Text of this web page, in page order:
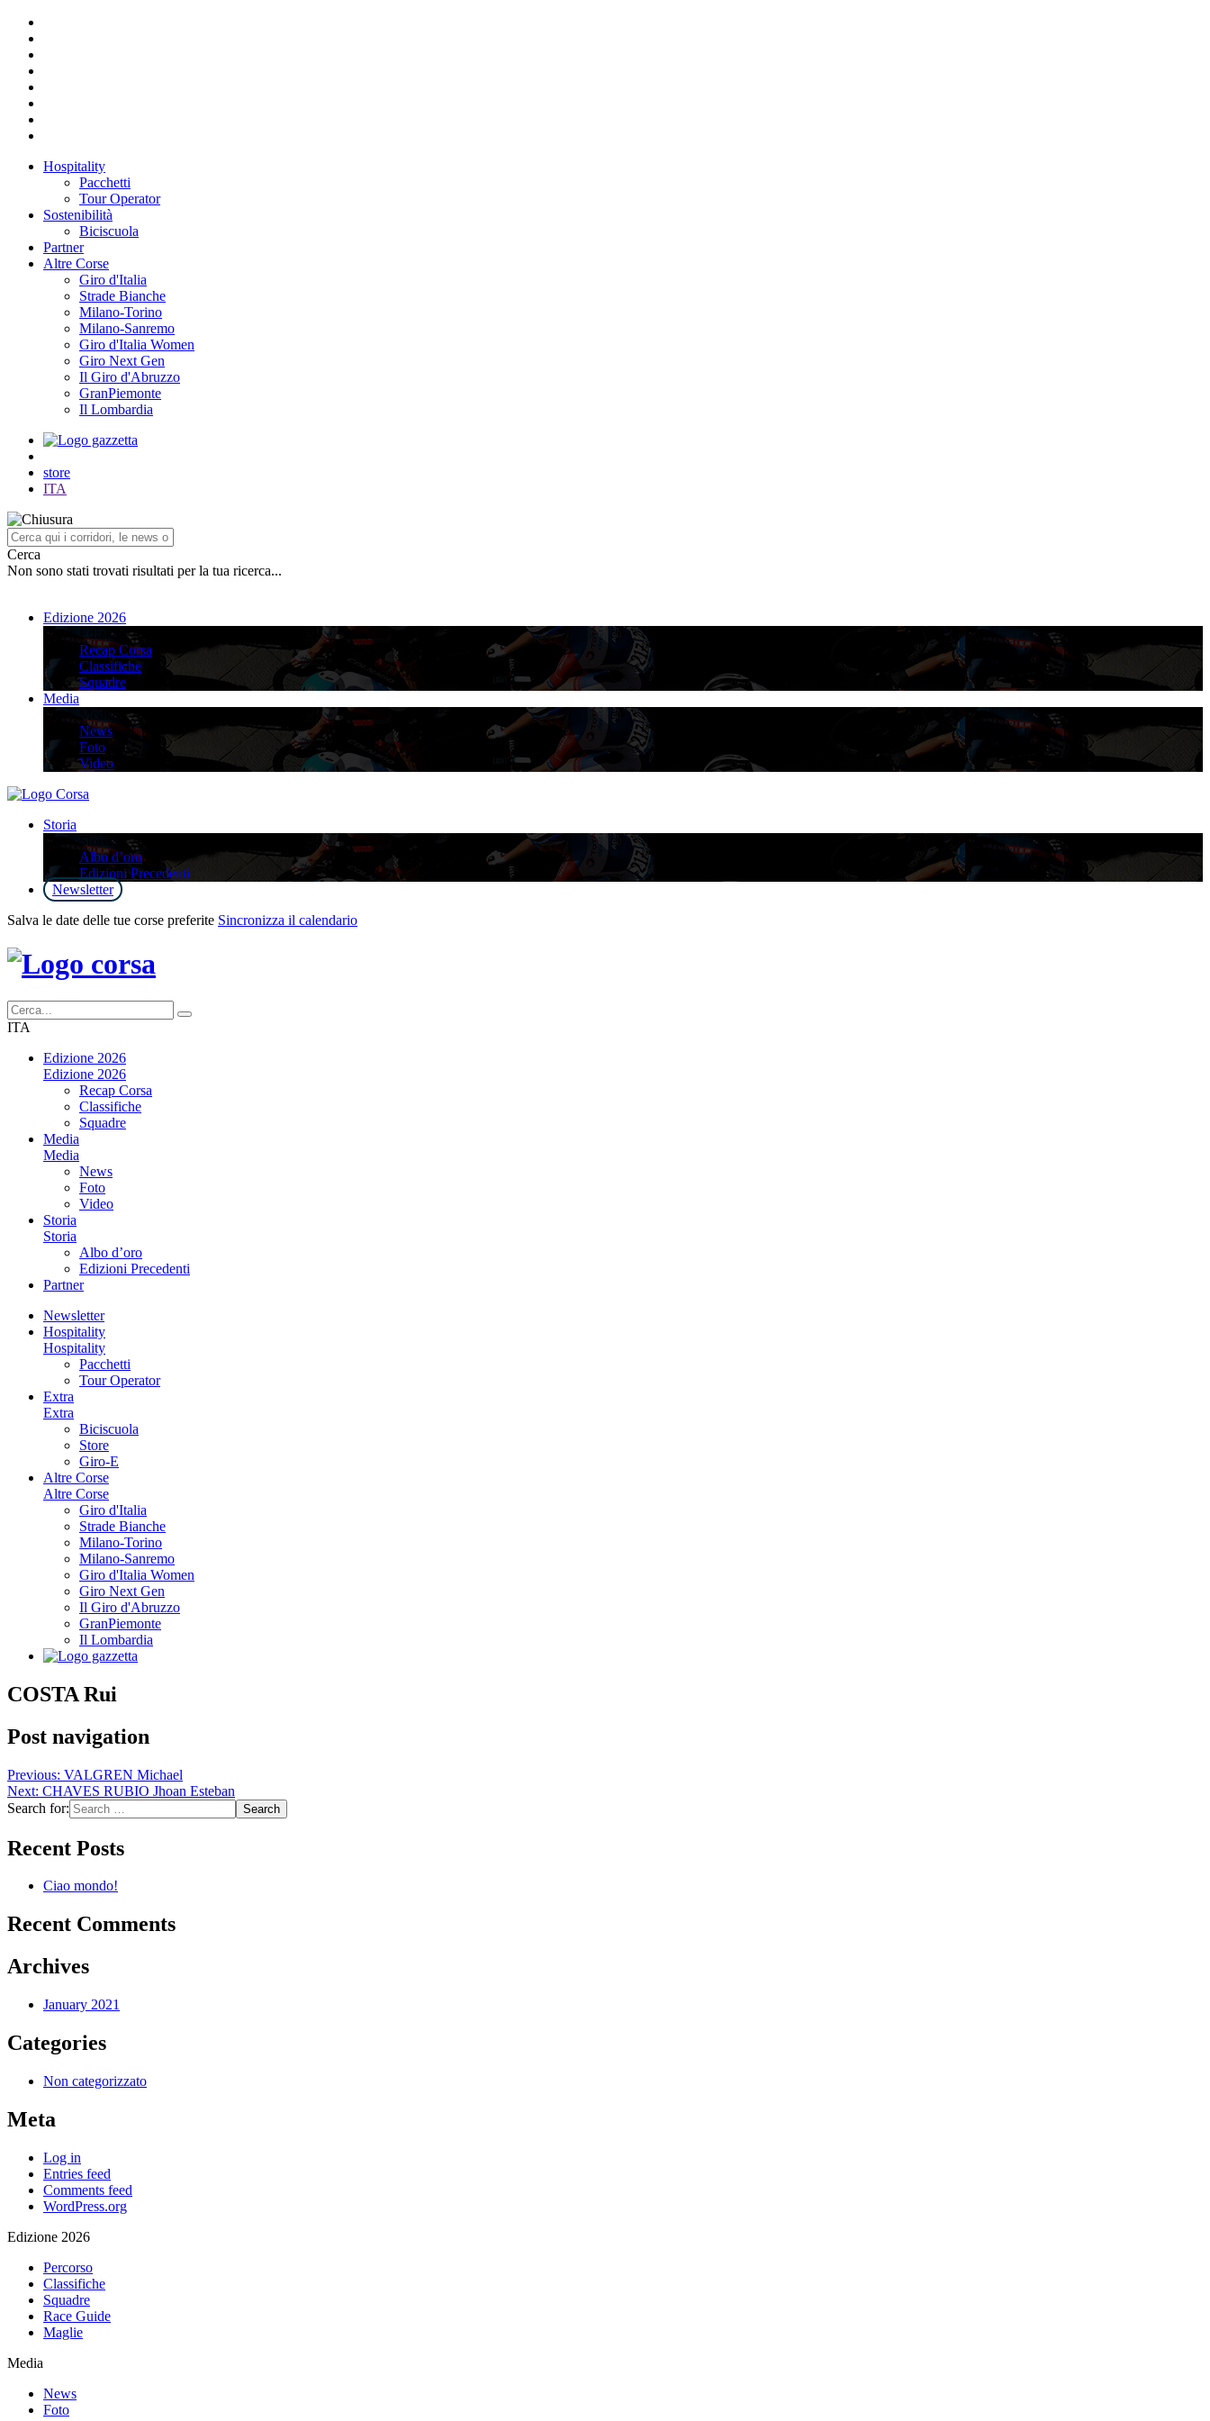
Hospitality
Pacchetti
Tour Operator
Sostenibilità
Biciscuola
Partner
Altre Corse
Giro d'Italia
Strade Bianche
Milano-Torino
Milano-Sanremo
Giro d'Italia Women
Giro Next Gen
Il Giro d'Abruzzo
GranPiemonte
Il Lombardia
store
ITA
Cerca
Non sono stati trovati risultati per la tua ricerca...
Edizione 2026
Edizione 2026
Recap Corsa
Classifiche
Squadre
Media
Media
News
Foto
Video
Storia
Storia
Albo d’oro
Edizioni Precedenti
Newsletter
Salva le date delle tue corse preferite Sincronizza il calendario
ITA
Edizione 2026
Edizione 2026
Recap Corsa
Classifiche
Squadre
Media
Media
News
Foto
Video
Storia
Storia
Albo d’oro
Edizioni Precedenti
Partner
Newsletter
Hospitality
Hospitality
Pacchetti
Tour Operator
Extra
Extra
Biciscuola
Store
Giro-E
Altre Corse
Altre Corse
Giro d'Italia
Strade Bianche
Milano-Torino
Milano-Sanremo
Giro d'Italia Women
Giro Next Gen
Il Giro d'Abruzzo
GranPiemonte
Il Lombardia
COSTA Rui
Post navigation
Previous: VALGREN Michael
Next: CHAVES RUBIO Jhoan Esteban
Search for:
Recent Posts
Ciao mondo!
Recent Comments
Archives
January 2021
Categories
Non categorizzato
Meta
Log in
Entries feed
Comments feed
WordPress.org
Edizione 2026
Percorso
Classifiche
Squadre
Race Guide
Maglie
Media
News
Foto